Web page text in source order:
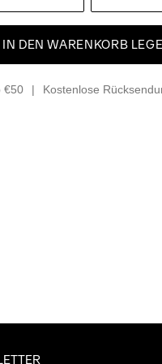
IN DEN WARENKORB
€50 Kostenlose